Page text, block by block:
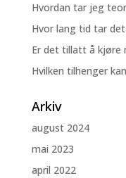
Hvordan tar jeg
Hvor lang tid tar
Er det tillatt å kjøre
Hvilken tilhenger
Arkiv
august 2024
mai 2023
april 2022